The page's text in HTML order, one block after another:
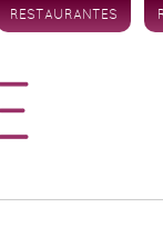
RESTAURANTES